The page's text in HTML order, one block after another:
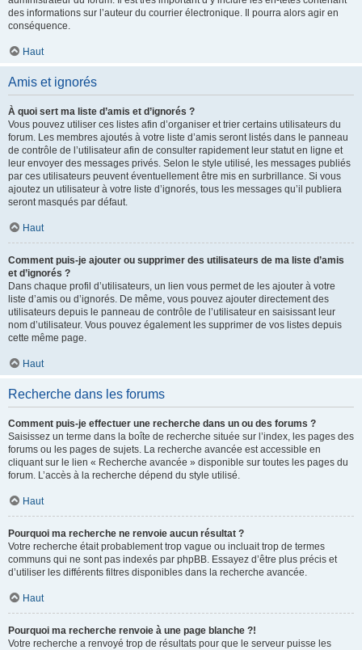
des informations sur l’auteur du courrier électronique. Il pourra alors agir en
conséquence.
Haut
Amis et ignorés
À quoi sert ma liste d’amis et d’ignorés ?
Vous pouvez utiliser ces listes afin d’organiser et trier certains utilisateurs du
forum. Les membres ajoutés à votre liste d’amis seront listés dans le panneau
de contrôle de l’utilisateur afin de consulter rapidement leur statut en ligne et
leur envoyer des messages privés. Selon le style utilisé, les messages publiés
par ces utilisateurs peuvent éventuellement être mis en surbrillance. Si vous
ajoutez un utilisateur à votre liste d’ignorés, tous les messages qu’il publiera
seront masqués par défaut.
Haut
Comment puis-je ajouter ou supprimer des utilisateurs de ma liste d’amis
et d’ignorés ?
Dans chaque profil d’utilisateurs, un lien vous permet de les ajouter à votre
liste d’amis ou d’ignorés. De même, vous pouvez ajouter directement des
utilisateurs depuis le panneau de contrôle de l’utilisateur en saisissant leur
nom d’utilisateur. Vous pouvez également les supprimer de vos listes depuis
cette même page.
Haut
Recherche dans les forums
Comment puis-je effectuer une recherche dans un ou des forums ?
Saisissez un terme dans la boîte de recherche située sur l’index, les pages des
forums ou les pages de sujets. La recherche avancée est accessible en
cliquant sur le lien « Recherche avancée » disponible sur toutes les pages du
forum. L’accès à la recherche dépend du style utilisé.
Haut
Pourquoi ma recherche ne renvoie aucun résultat ?
Votre recherche était probablement trop vague ou incluait trop de termes
communs qui ne sont pas indexés par phpBB. Essayez d’être plus précis et
d’utiliser les différents filtres disponibles dans la recherche avancée.
Haut
Pourquoi ma recherche renvoie à une page blanche ?!
Votre recherche a renvoyé trop de résultats pour que le serveur puisse les